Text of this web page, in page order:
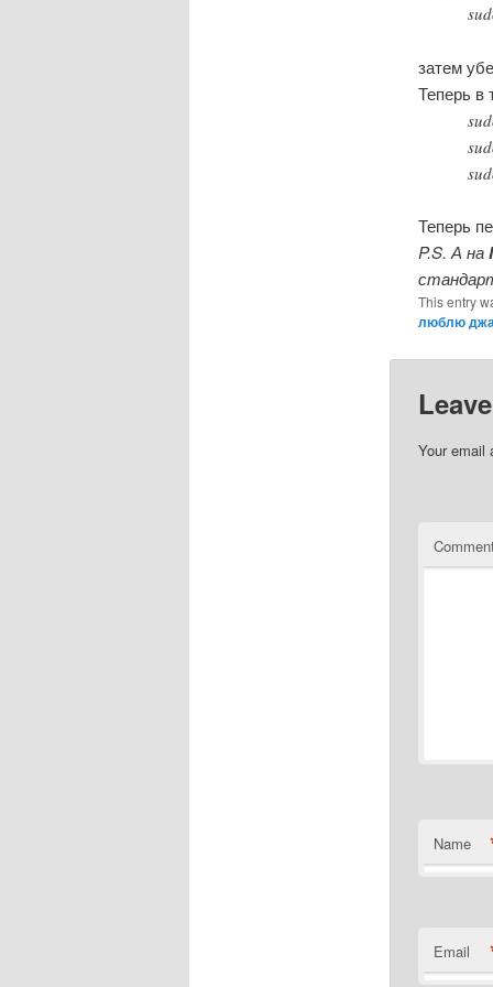
затем
Теперь в
Теперь
P.S. А на
This entry
люблю
Your email
Name
Email